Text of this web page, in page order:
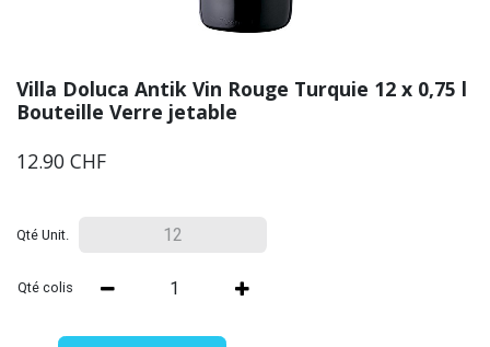
Villa Doluca Antik Vin Rouge Turquie 12 x 0,75 l
Bouteille Verre jetable
12.90 CHF
Qté Unit.
Qté colis